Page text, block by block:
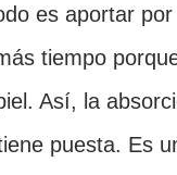
es aportar
tiempo
Así, la
puesta. Es